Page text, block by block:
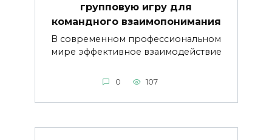
групповую игру для
командного взаимопонимания
В современном профессиональном
мире эффективное взаимодействие
0 107